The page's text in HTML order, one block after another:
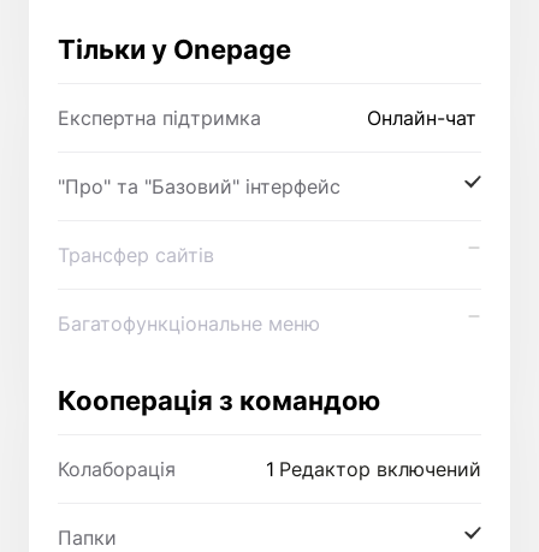
Тільки у Onepage
Експертна підтримка Онлайн-чат
"Про" та "Базовий" інтерфейс
Трансфер сайтів
Багатофункціональне меню
Кооперація з командою
Колаборація 1 Редактор включений
Папки